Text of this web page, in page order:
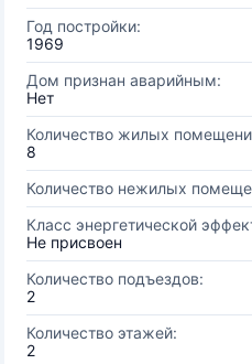
Год постройки:
1969
Дом признан аварийным:
Нет
Количество жилых
8
Количество нежилых
Класс энергетической
Не присвоен
Количество подъездов:
2
Количество этажей:
2